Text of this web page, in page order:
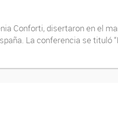
Conforti, disertaron en el
La conferencia se tituló